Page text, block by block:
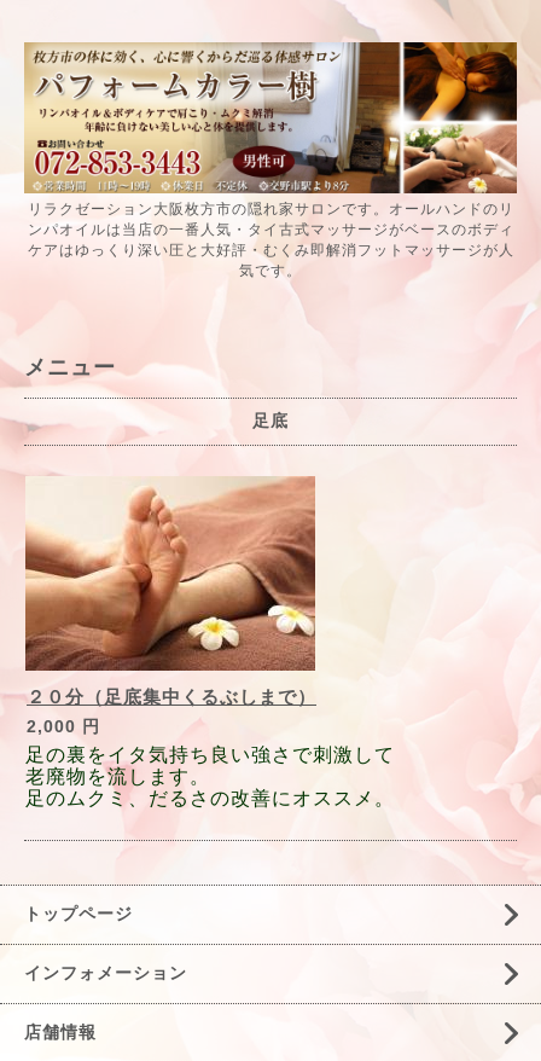
リラクゼーション大阪枚方市の隠れ家サロンです。オールハンドのリ
ンパオイルは当店の一番人気・タイ古式マッサージがベースのボディ
ケアはゆっくり深い圧と大好評・むくみ即解消フットマッサージが人
気です。
メニュー
足底
２０分（足底集中くるぶしまで）
2,000 円
足の裏をイタ気持ち良い強さで刺激して
老廃物を流します。
足のムクミ、だるさの改善にオススメ。
トップページ
インフォメーション
店舗情報